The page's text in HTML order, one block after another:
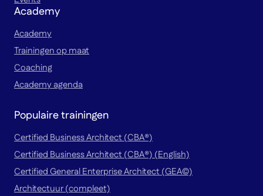
Academy
Academy
Trainingen op maat
Coaching
Academy agenda
Populaire trainingen
Certified Business Architect (CBA®)
Certified Business Architect (CBA®) (English)
Certified General Enterprise Architect (GEA©)
Architectuur (compleet)